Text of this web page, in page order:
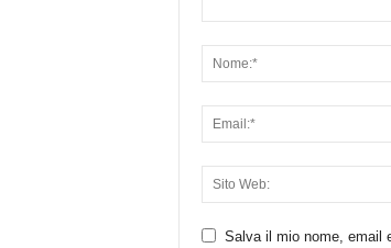
Salva il mio nome, email